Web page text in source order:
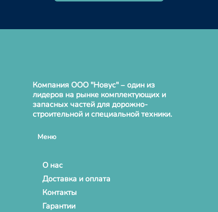
Компания ООО "Новус" – один из
лидеров на рынке комплектующих и
запасных частей для дорожно-
строительной и специальной техники.
Меню
О нас
Доставка и оплата
Контакты
Гарантии